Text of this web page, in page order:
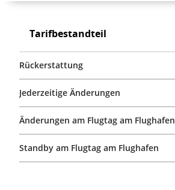
Tarifbestandteil
Tarifbestandteil
Tarifbestandteil
Rückerstattung
Jederzeitige Änderungen
Änderungen am Flugtag am Flughafen
Standby am Flugtag am Flughafen